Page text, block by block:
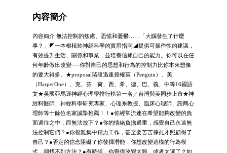
內容簡介
內容簡介 無法控制的焦慮、恐慌和憂鬱……「大腦發生了什麼
事？」◤一本根植於神經科學的實用指南◢提供可操作性的建議，
有效提升生活、關係和事業，並培養信賴自己的能力。你可以在任
何年齡做出改變──你對自己的思想和行為的控制力比你本來想像
的要大得多。★proposal階段迅速授權英（Penguin）、美
（HarperOne）、克、芬、荷、西、希、德、巴、義、中等16國語
文★英國亞馬遜神經心理學排行榜第一名／台灣與美同步上市★神
經科醫師、神經科學研究專家、心理系教授、臨床心理師、諮商心
理師等十餘位名家誠摯推薦！！●你經常流連在希望能夠改變的負
面過往之中，而無法放下？●你的情緒負擔過重，感覺自己永遠無
法控制它們？●你很難集中精力工作，甚至要苦苦掙扎才照顧得了
自己？●否定的信念阻礙了你發揮潛能，你想改變這樣的行為模
式，卻找不到方法？●有時候，你覺得改變太難，或者太遲了？如